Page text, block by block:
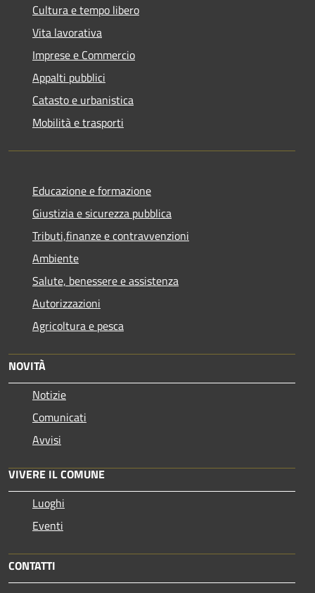
Cultura e tempo libero
Vita lavorativa
Imprese e Commercio
Appalti pubblici
Catasto e urbanistica
Mobilità e trasporti
Educazione e formazione
Giustizia e sicurezza pubblica
Tributi,finanze e contravvenzioni
Ambiente
Salute, benessere e assistenza
Autorizzazioni
Agricoltura e pesca
NOVITÀ
Notizie
Comunicati
Avvisi
VIVERE IL COMUNE
Luoghi
Eventi
CONTATTI